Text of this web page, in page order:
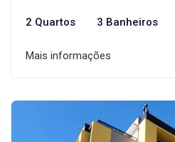
2 Quartos 3 Banheiros
Mais informações